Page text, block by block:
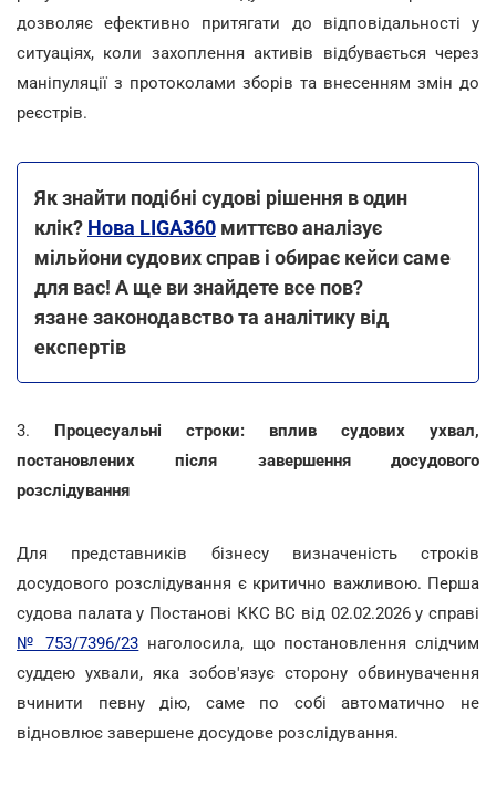
дозволяє ефективно притягати до відповідальності у
ситуаціях, коли захоплення активів відбувається через
маніпуляції з протоколами зборів та внесенням змін до
реєстрів.
Як знайти подібні судові рішення в один
клік? Нова LIGA360 миттєво аналізує
мільйони судових справ і обирає кейси саме
для вас! А ще ви знайдете все пов?
язане законодавство та аналітику від
експертів
3. Процесуальні строки: вплив судових ухвал,
постановлених після завершення досудового
розслідування
Для представників бізнесу визначеність строків
досудового розслідування є критично важливою. Перша
судова палата у Постанові ККС ВС від 02.02.2026 у справі
№ 753/7396/23 наголосила, що постановлення слідчим
суддею ухвали, яка зобов'язує сторону обвинувачення
вчинити певну дію, саме по собі автоматично не
відновлює завершене досудове розслідування.